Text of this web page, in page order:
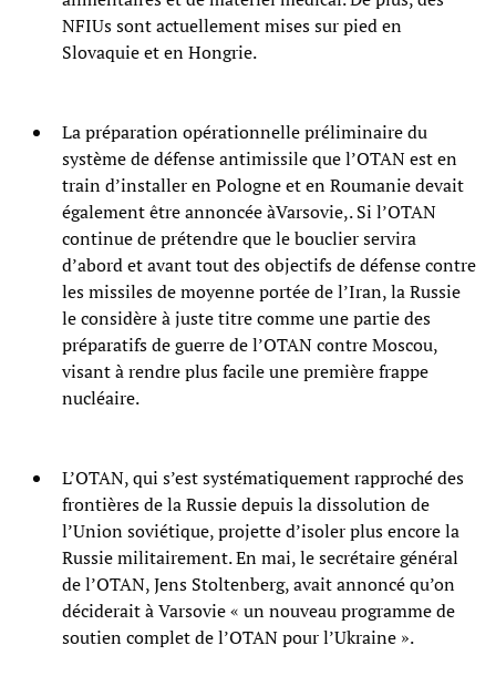
NFIUs sont actuellement mises sur pied en
Slovaquie et en Hongrie.
La préparation opérationnelle préliminaire du
système de défense antimissile que l’OTAN est en
train d’installer en Pologne et en Roumanie devait
également être annoncée àVarsovie,. Si l’OTAN
continue de prétendre que le bouclier servira
d’abord et avant tout des objectifs de défense contre
les missiles de moyenne portée de l’Iran, la Russie
le considère à juste titre comme une partie des
préparatifs de guerre de l’OTAN contre Moscou,
visant à rendre plus facile une première frappe
nucléaire.
L’OTAN, qui s’est systématiquement rapproché des
frontières de la Russie depuis la dissolution de
l’Union soviétique, projette d’isoler plus encore la
Russie militairement. En mai, le secrétaire général
de l’OTAN, Jens Stoltenberg, avait annoncé qu’on
déciderait à Varsovie « un nouveau programme de
soutien complet de l’OTAN pour l’Ukraine ».